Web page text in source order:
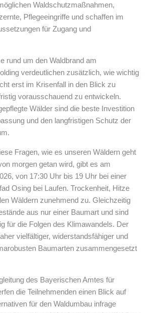
Waldschutzmaßnahmen,
Pflegeeingriffe und schaffen im
für Zugang und
rund um den Waldbrand am
verdeutlichen zusätzlich, wie wichtig
erst im Krisenfall in den Blick zu
vorausschauend zu entwickeln.
Wälder sind die beste Investition
und den langfristigen Schutz der
Fragen, wie es unseren Wäldern geht
morgen getan wird, gibt es am
von 17:30 Uhr bis 19 Uhr bei einer
Osing bei Laufen. Trockenheit, Hitze
Wäldern zunehmend zu. Gleichzeitig
aus nur einer Baumart und sind
für die Folgen des Klimawandels. Der
vielfältiger, widerstandsfähiger und
Baumarten zusammengesetzt
des Bayerischen Amtes für
die Teilnehmenden einen Blick auf
für den Waldumbau infrage